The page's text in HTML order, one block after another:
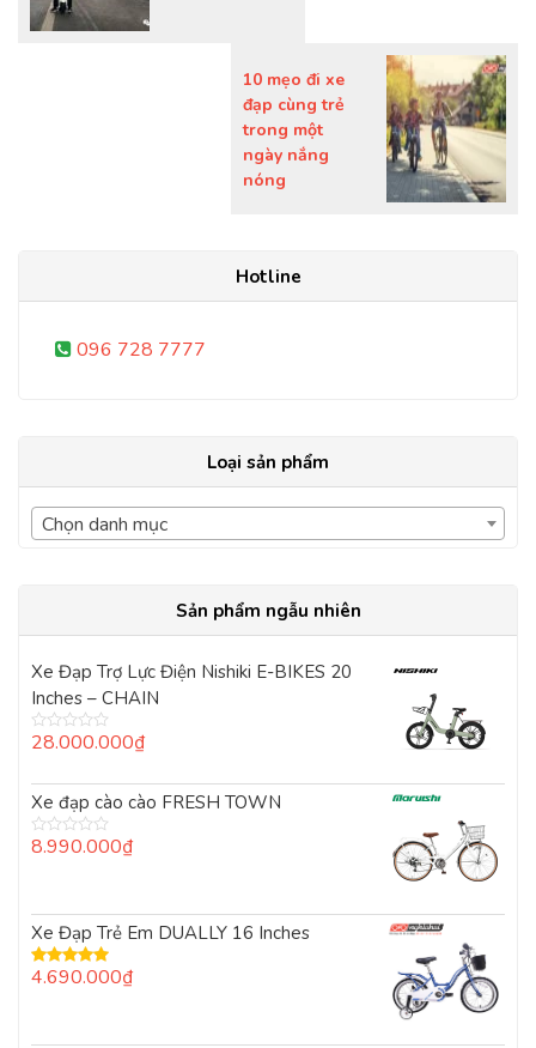
10 mẹo đi xe
đạp cùng trẻ
trong một
ngày nắng
nóng
Hotline
096 728 7777
Loại sản phẩm
Chọn danh mục
Sản phẩm ngẫu nhiên
Xe Đạp Trợ Lực Điện Nishiki E-BIKES 20
Inches – CHAIN
Được
0
5
sao
28.000.000₫
Xe đạp cào cào FRESH TOWN
Được
5
sao
8.990.000₫
Xe Đạp Trẻ Em DUALLY 16 Inches
Được xếp
4.690.000₫